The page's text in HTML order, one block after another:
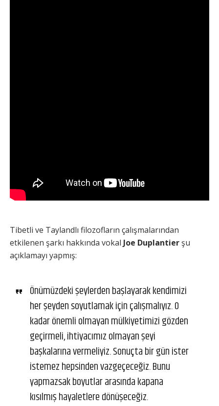
Tibetli ve Taylandlı filozofların çalışmalarından
etkilenen şarkı hakkında vokal Joe Duplantierşu
açıklamayı yapmış:
Önümüzdeki şeylerden başlayarak kendimizi
her şeyden soyutlamak için çalışmalıyız. O
kadar önemli olmayan mülkiyetimizi gözden
geçirmeli, ihtiyacımız olmayan şeyi
başkalarına vermeliyiz. Sonuçta bir gün ister
istemez hepsinden vazgeçeceğiz. Bunu
yapmazsak boyutlar arasında kapana
kısılmış hayaletlere dönüşeceğiz.